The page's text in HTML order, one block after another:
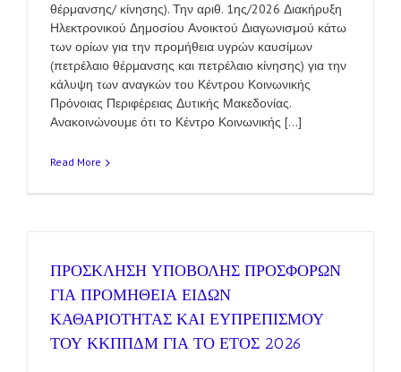
θέρμανσης/ κίνησης). Την αριθ. 1ης/2026 Διακήρυξη
Ηλεκτρονικού Δημοσίου Ανοικτού Διαγωνισμού κάτω
των ορίων για την προμήθεια υγρών καυσίμων
(πετρέλαιο θέρμανσης και πετρέλαιο κίνησης) για την
κάλυψη των αναγκών του Κέντρου Κοινωνικής
Πρόνοιας Περιφέρειας Δυτικής Μακεδονίας.
Ανακοινώνουμε ότι το Κέντρο Κοινωνικής [...]
Read More
ΠΡΟΣΚΛΗΣΗ ΥΠΟΒΟΛΗΣ ΠΡΟΣΦΟΡΩΝ
ΓΙΑ ΠΡΟΜΗΘΕΙΑ ΕΙΔΩΝ
ΚΑΘΑΡΙΟΤΗΤΑΣ ΚΑΙ ΕΥΠΡΕΠΙΣΜΟΥ
ΤΟΥ ΚΚΠΠΔΜ ΓΙΑ ΤΟ ΕΤΟΣ 2026